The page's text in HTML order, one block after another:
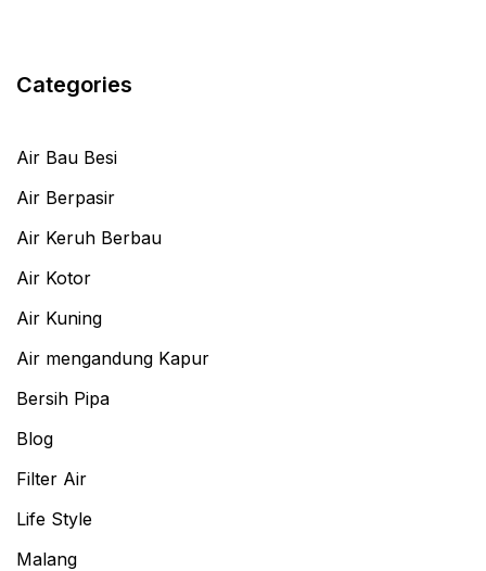
Categories
Air Bau Besi
Air Berpasir
Air Keruh Berbau
Air Kotor
Air Kuning
Air mengandung Kapur
Bersih Pipa
Blog
Filter Air
Life Style
Malang